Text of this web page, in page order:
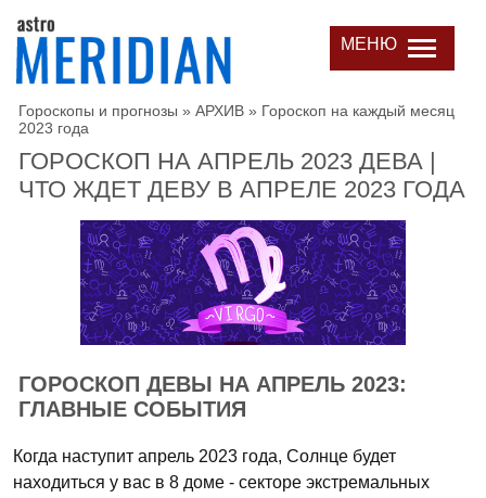
МЕНЮ
Гороскопы и прогнозы » АРХИВ » Гороскоп на каждый месяц
2023 года
ГОРОСКОП НА АПРЕЛЬ 2023 ДЕВА |
ЧТО ЖДЕТ ДЕВУ В АПРЕЛЕ 2023 ГОДА
ГОРОСКОП ДЕВЫ НА АПРЕЛЬ 2023:
ГЛАВНЫЕ СОБЫТИЯ
Когда наступит апрель 2023 года, Солнце будет
находиться у вас в 8 доме - секторе экстремальных